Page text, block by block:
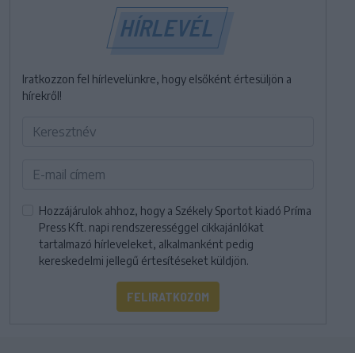
HÍRLEVÉL
Iratkozzon fel hírlevelünkre, hogy elsőként értesüljön a
hírekről!
Hozzájárulok ahhoz, hogy a Székely Sportot kiadó Príma
Press Kft. napi rendszerességgel cikkajánlókat
tartalmazó hírleveleket, alkalmanként pedig
kereskedelmi jellegű értesítéseket küldjön.
FELIRATKOZOM